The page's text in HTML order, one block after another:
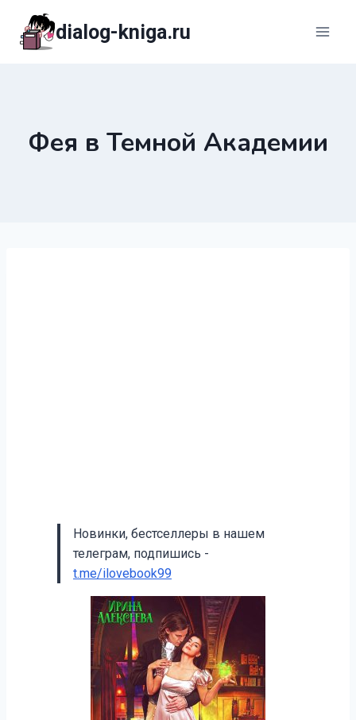
содержимому
dialog-kniga.ru
Фея в Темной Академии
Новинки, бестселлеры в нашем
телеграм, подпишись -
t.me/ilovebook99